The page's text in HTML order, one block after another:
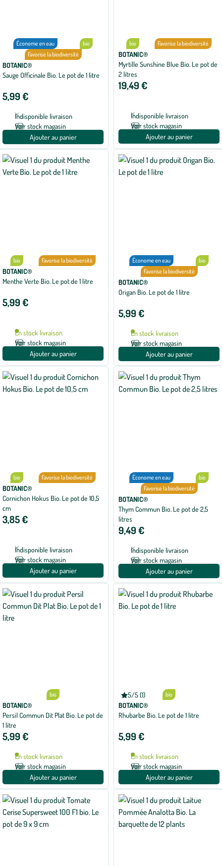
Économe en eau
bio
Favorise la biodiversité
BOTANIC®
Sauge Officinale Bio. Le pot de 1 litre
5,99 €
Indisponible livraison
Voir stock magasin
Ajouter au panier
bio Favorise la biodiversité
BOTANIC®
Myrtille Sunshine Blue Bio. Le pot de
2 litres
19,49 €
Indisponible livraison
Voir stock magasin
Ajouter au panier
bio Favorise la biodiversité
BOTANIC®
Menthe Verte Bio. Le pot de 1 litre
5,99 €
En stock livraison
Voir stock magasin
Ajouter au panier
Économe en eau
bio
Favorise la biodiversité
BOTANIC®
Origan Bio. Le pot de 1 litre
5,99 €
En stock livraison
Voir stock magasin
Ajouter au panier
bio Favorise la biodiversité
BOTANIC®
Cornichon Hokus Bio. Le pot de 10,5
cm
3,85 €
Indisponible livraison
Voir stock magasin
Ajouter au panier
Économe en eau
bio
Favorise la biodiversité
BOTANIC®
Thym Commun Bio. Le pot de 2,5
litres
9,49 €
Indisponible livraison
Voir stock magasin
Ajouter au panier
bio
BOTANIC®
Persil Commun Dit Plat Bio. Le pot de
1 litre
5,99 €
En stock livraison
Voir stock magasin
Ajouter au panier
5/5 (1)
Note
moyenne
de
5
5
avec
bio
BOTANIC®
Rhubarbe Bio. Le pot de 1 litre
5,99 €
En stock livraison
Voir stock magasin
Ajouter au panier